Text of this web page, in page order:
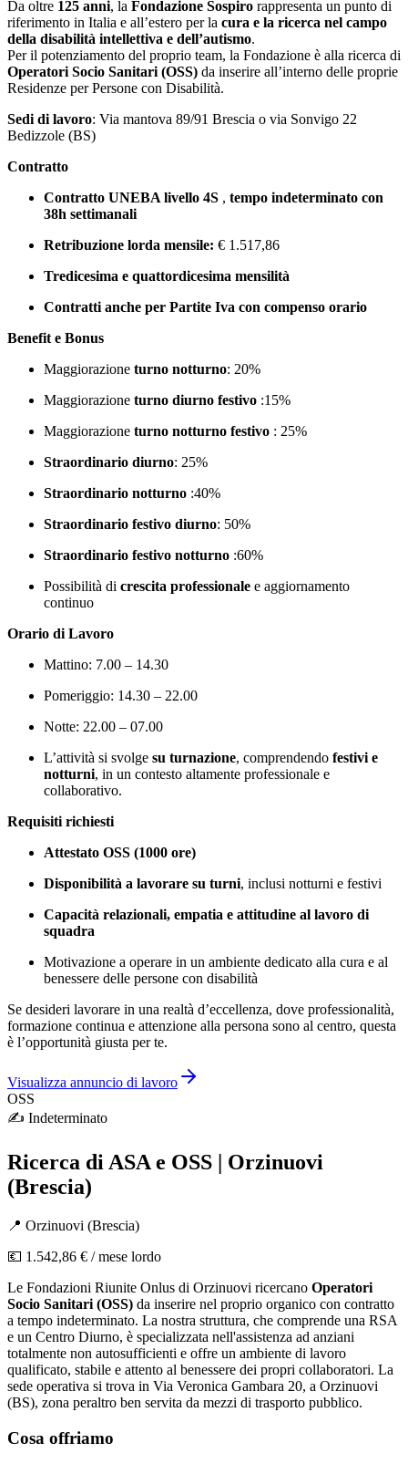
Da oltre 125 anni, la Fondazione Sospiro rappresenta un punto di
riferimento in Italia e all’estero per la cura e la ricerca nel campo
della disabilità intellettiva e dell’autismo.
Per il potenziamento del proprio team, la Fondazione è alla ricerca di
Operatori Socio Sanitari (OSS) da inserire all’interno delle proprie
Residenze per Persone con Disabilità.
Sedi di lavoro: Via mantova 89/91 Brescia o via Sonvigo 22
Bedizzole (BS)
Contratto
Contratto UNEBA livello 4S , tempo indeterminato con
38h settimanali
Retribuzione lorda mensile: € 1.517,86
Tredicesima e quattordicesima mensilità
Contratti anche per Partite Iva con compenso orario
Benefit e Bonus
Maggiorazione turno notturno: 20%
Maggiorazione turno diurno festivo :15%
Maggiorazione turno notturno festivo : 25%
Straordinario diurno: 25%
Straordinario notturno :40%
Straordinario festivo diurno: 50%
Straordinario festivo notturno :60%
Possibilità di crescita professionale e aggiornamento
continuo
Orario di Lavoro
Mattino: 7.00 – 14.30
Pomeriggio: 14.30 – 22.00
Notte: 22.00 – 07.00
L’attività si svolge su turnazione, comprendendo festivi e
notturni, in un contesto altamente professionale e
collaborativo.
Requisiti richiesti
Attestato OSS (1000 ore)
Disponibilità a lavorare su turni, inclusi notturni e festivi
Capacità relazionali, empatia e attitudine al lavoro di
squadra
Motivazione a operare in un ambiente dedicato alla cura e al
benessere delle persone con disabilità
Se desideri lavorare in una realtà d’eccellenza, dove professionalità,
formazione continua e attenzione alla persona sono al centro, questa
è l’opportunità giusta per te.
Visualizza annuncio di lavoro
OSS
✍️ Indeterminato
Ricerca di ASA e OSS | Orzinuovi
(Brescia)
📍 Orzinuovi (Brescia)
💶 1.542,86 € / mese lordo
Le Fondazioni Riunite Onlus di Orzinuovi ricercano Operatori
Socio Sanitari (OSS) da inserire nel proprio organico con contratto
a tempo indeterminato. La nostra struttura, che comprende una RSA
e un Centro Diurno, è specializzata nell'assistenza ad anziani
totalmente non autosufficienti e offre un ambiente di lavoro
qualificato, stabile e attento al benessere dei propri collaboratori. La
sede operativa si trova in Via Veronica Gambara 20, a Orzinuovi
(BS), zona peraltro ben servita da mezzi di trasporto pubblico.
Cosa offriamo